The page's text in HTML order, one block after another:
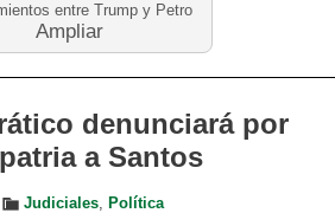
entre Trump y Petro
Ampliar
denunciará por
a Santos
Judiciales, Política